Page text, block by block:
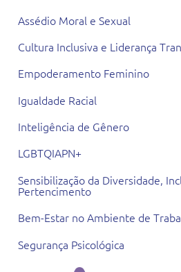
Assédio Moral e Sexual
Cultura Inclusiva e Liderança
Empoderamento Feminino
Igualdade Racial
Inteligência de Gênero
LGBTQIAPN+
Sensibilização da Diversidade,
Pertencimento
Bem-Estar no Ambiente de
Segurança Psicológica